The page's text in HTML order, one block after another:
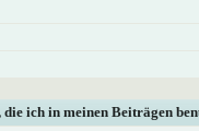
ich in meinen Beiträgen